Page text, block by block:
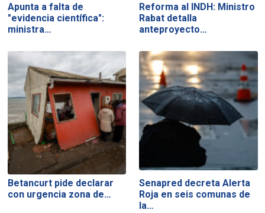
Apunta a falta de
"evidencia científica":
ministra…
Reforma al INDH: Ministro
Rabat detalla
anteproyecto…
Betancurt pide declarar
con urgencia zona de…
Senapred decreta Alerta
Roja en seis comunas de
la…